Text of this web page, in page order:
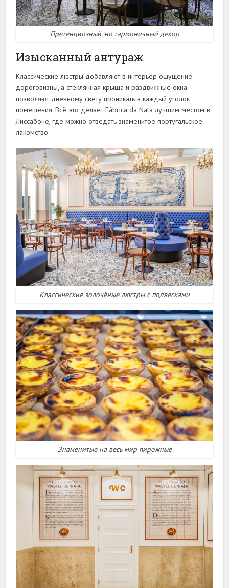
Претенциозный, но гармоничный декор
Изысканный антураж
Классические люстры добавляют в интерьер ощущение
дороговизны, а стеклянная крыша и раздвижные окна
позволяют дневному свету проникать в каждый уголок
помещения. Всё это делает Fábrica da Nata лучшим местом в
Лиссабоне, где можно отведать знаменитое португальское
лакомство.
Классические золочёные люстры с подвесками
Знаменитые на весь мир пирожные